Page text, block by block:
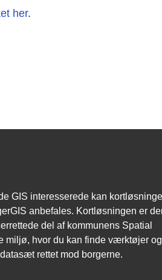
her.
GIS interesserede kan
anbefales. Kortløsningen er
del af kommunens Spatial
miljø, hvor du kan finde værktøjer og
rettet mod borgerne.